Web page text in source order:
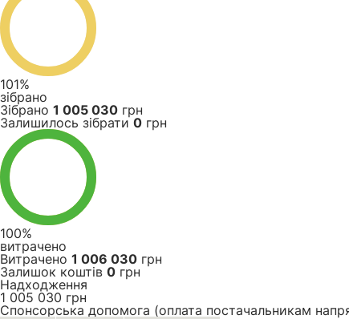
101%
зібрано
Зібрано 1 005 030 грн
Залишилось зібрати 0 грн
100%
витрачено
Витрачено 1 006 030 грн
Залишок коштів 0 грн
Надходження
1 005 030 грн
Спонсорська допомога (оплата постачальникам